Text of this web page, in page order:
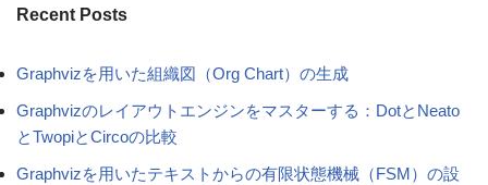
Recent Posts
Graphvizを用いた組織図（Org Chart）の生成
Graphvizのレイアウトエンジンをマスターする：DotとNeato
とTwopiとCircoの比較
Graphvizを用いたテキストからの有限状態機械（FSM）の設